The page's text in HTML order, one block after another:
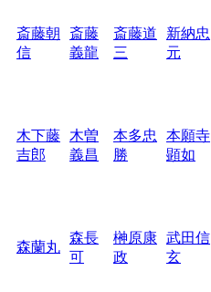
斎藤朝
信
斎藤
義龍
斎藤道
三
新納忠
元
木下藤
吉郎
木曽
義昌
本多忠
勝
本願寺
顕如
森蘭丸
森長
可
榊原康
政
武田信
玄